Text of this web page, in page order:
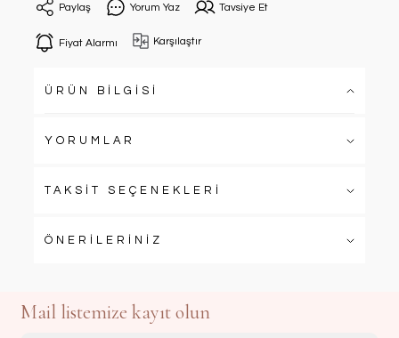
Paylaş Yorum Yaz Tavsiye Et
Fiyat Alarmı Karşılaştır
ÜRÜN BİLGİSİ
YORUMLAR
TAKSİT SEÇENEKLERİ
ÖNERİLERİNİZ
Mail listemize kayıt olun